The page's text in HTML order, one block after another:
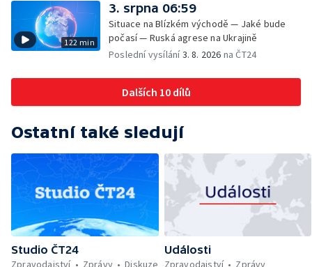
122 min
3. srpna 06:59
Situace na Blízkém východě — Jaké bude
počasí — Ruská agrese na Ukrajině
Poslední vysílání3. 8. 2026 na ČT24
Dalších 10 dílů
Ostatní také sledují
Studio ČT24
Zpravodajství
Zprávy Diskuze
Události
Zpravodajství
Zprávy